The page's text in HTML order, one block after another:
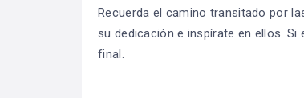
Recuerda el camino transitado por
su dedicación e inspírate en ellos.
final.